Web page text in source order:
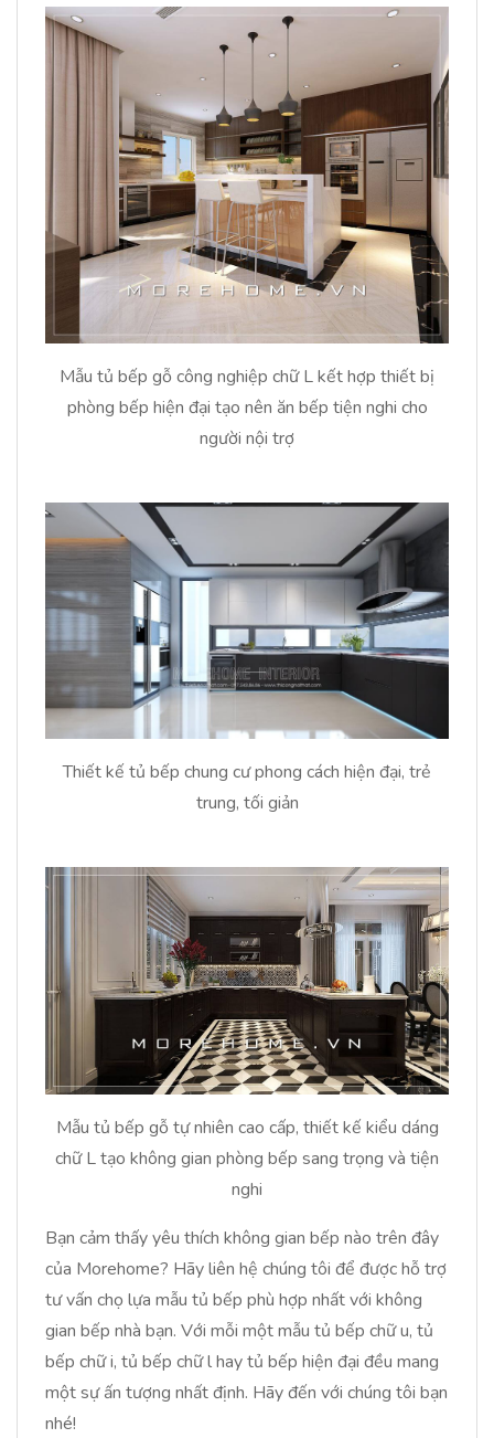
Mẫu tủ bếp gỗ công nghiệp chữ L kết hợp thiết bị
phòng bếp hiện đại tạo nên ăn bếp tiện nghi cho
người nội trợ
Thiết kế tủ bếp chung cư phong cách hiện đại, trẻ
trung, tối giản
Mẫu tủ bếp gỗ tự nhiên cao cấp, thiết kế kiểu dáng
chữ L tạo không gian phòng bếp sang trọng và tiện
nghi
Bạn cảm thấy yêu thích không gian bếp nào trên đây
của Morehome? Hãy liên hệ chúng tôi để được hỗ trợ
tư vấn chọ lựa mẫu tủ bếp phù hợp nhất với không
gian bếp nhà bạn. Với mỗi một mẫu tủ bếp chữ u, tủ
bếp chữ i, tủ bếp chữ l hay tủ bếp hiện đại đều mang
một sự ấn tượng nhất định. Hãy đến với chúng tôi bạn
nhé!